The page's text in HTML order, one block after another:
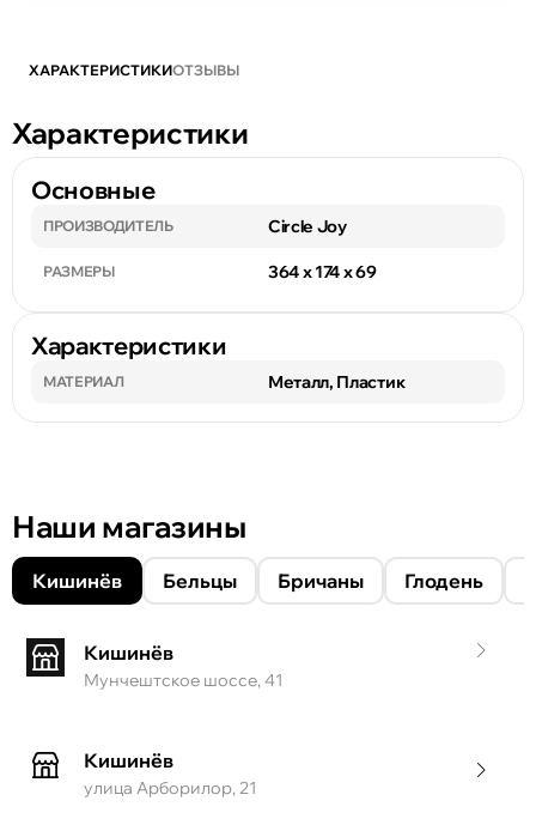
ХАРАКТЕРИСТИКИОТЗЫВЫ
Характеристики
Основные
ПРОИЗВОДИТЕЛЬ Circle Joy
РАЗМЕРЫ 364 х 174 х 69
Характеристики
МАТЕРИАЛ Металл, Пластик
Наши магазины
Кишинёв Бельцы Бричаны Глодень
Кишинёв
Мунчештское шоссе, 41
Кишинёв
улица Арборилор, 21